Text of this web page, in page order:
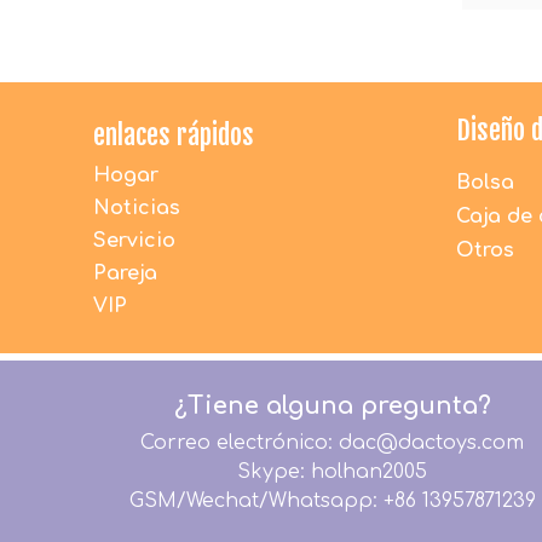
enlaces rápidos
Hogar
Noticias
Servicio
Pareja
VIP
Diseño
Bolsa
Caja de
Otros
¿Tiene alguna pregunta?
Correo electrónico: dac@dactoys.com
Skype: holhan2005
GSM/Wechat/Whatsapp: +86 13957871239